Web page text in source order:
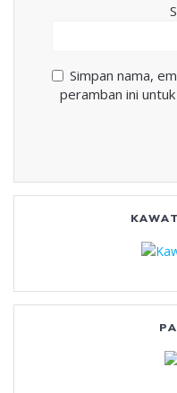
Simpan nama,
peramban ini